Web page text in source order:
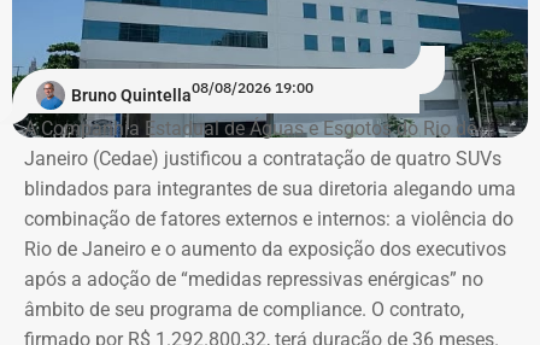
Bruno Quintella08/08/2026 19:00
A Companhia Estadual de Águas e Esgotos do Rio de
Janeiro (Cedae) justificou a contratação de quatro SUVs
blindados para integrantes de sua diretoria alegando uma
combinação de fatores externos e internos: a violência do
Rio de Janeiro e o aumento da exposição dos executivos
após a adoção de “medidas repressivas enérgicas” no
âmbito de seu programa de compliance. O contrato,
firmado por R$ 1.292.800,32, terá duração de 36 meses.